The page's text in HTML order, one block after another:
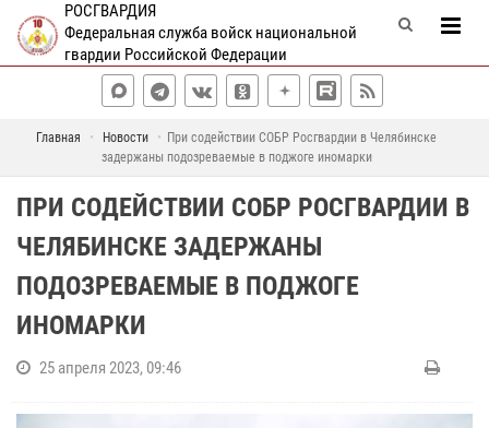
РОСГВАРДИЯ
Федеральная служба войск национальной
гвардии Российской Федерации
Главная Новости
При содействии СОБР Росгвардии в Челябинске
задержаны подозреваемые в поджоге иномарки
ПРИ СОДЕЙСТВИИ СОБР РОСГВАРДИИ В
ЧЕЛЯБИНСКЕ ЗАДЕРЖАНЫ
ПОДОЗРЕВАЕМЫЕ В ПОДЖОГЕ
ИНОМАРКИ
25 апреля 2023, 09:46